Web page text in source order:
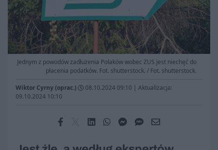
Jednym z powodów zadłużenia Polaków wobec ZUS jest niechęć do
płacenia podatków. Fot. shutterstock. / Fot. shutterstock.
Wiktor Cyrny (oprac.) 08.10.2024 09:10 | Aktualizacja:
09.10.2024 10:10